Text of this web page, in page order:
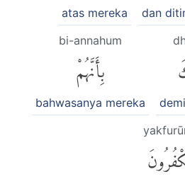
dan
atas mereka
bi-annahum
بِأَنَّهُمْ
bahwasanya mereka